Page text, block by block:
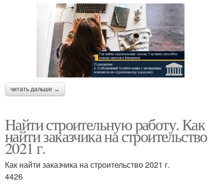
читать дальше →
Найти строительную работу. Как
найти заказчика на строительство
2021 г.
Как найти заказчика на строительство 2021 г.
4426